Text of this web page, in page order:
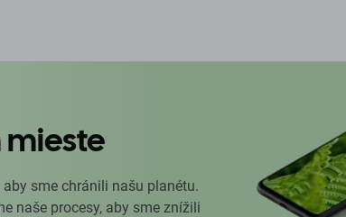
sme chránili našu planétu.
naše procesy, aby sme znížili